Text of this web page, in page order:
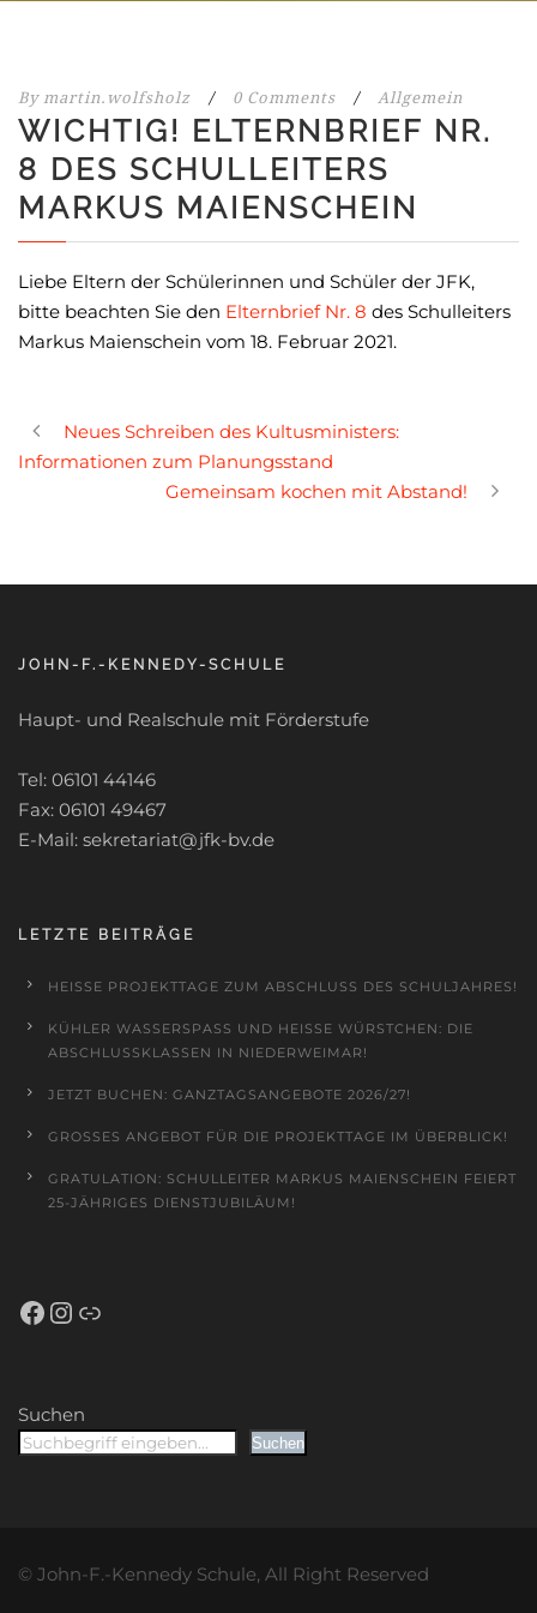
By martin.wolfsholz / 0 Comments / Allgemein
WICHTIG! ELTERNBRIEF NR.
8 DES SCHULLEITERS
MARKUS MAIENSCHEIN
Liebe Eltern der Schülerinnen und Schüler der JFK,
bitte beachten Sie den Elternbrief Nr. 8 des Schulleiters
Markus Maienschein vom 18. Februar 2021.
Neues Schreiben des Kultusministers:
Informationen zum Planungsstand
Gemeinsam kochen mit Abstand!
JOHN-F.-KENNEDY-SCHULE
Haupt- und Realschule mit Förderstufe
Tel: 06101 44146
Fax: 06101 49467
E-Mail: sekretariat@jfk-bv.de
LETZTE BEITRÄGE
HEISSE PROJEKTTAGE ZUM ABSCHLUSS DES SCHULJAHRES!
KÜHLER WASSERSPASS UND HEISSE WÜRSTCHEN: DIE AB
SCHLUSSKLASSEN IN NIEDERWEIMAR!
JETZT BUCHEN: GANZTAGSANGEBOTE 2026/27!
GROSSES ANGEBOT FÜR DIE PROJEKTTAGE IM ÜBERBLICK!
GRATULATION: SCHULLEITER MARKUS MAIENSCHEIN FEIERT
25-JÄHRIGES DIENSTJUBILÄUM!
Facebook
Instagram
Schulportal Hessen
Suchen
Suchen
© John-F.-Kennedy Schule, All Right Reserved